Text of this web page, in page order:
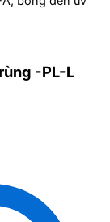
-PL-L